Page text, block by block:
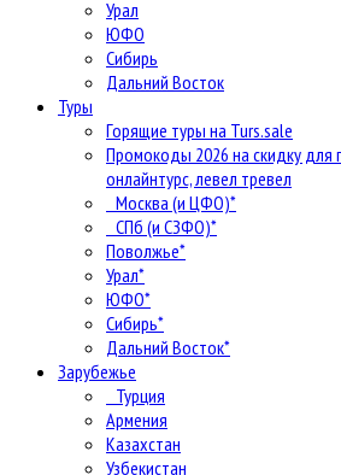
Урал
ЮФО
Сибирь
Дальний Восток
Туры
Горящие туры на Turs.sale
Промокоды 2026 на скидку для
онлайнтурс, левел тревел
Москва (и ЦФО)*
СПб (и СЗФО)*
Поволжье*
Урал*
ЮФО*
Сибирь*
Дальний Восток*
Зарубежье
Турция
Армения
Казахстан
Узбекистан